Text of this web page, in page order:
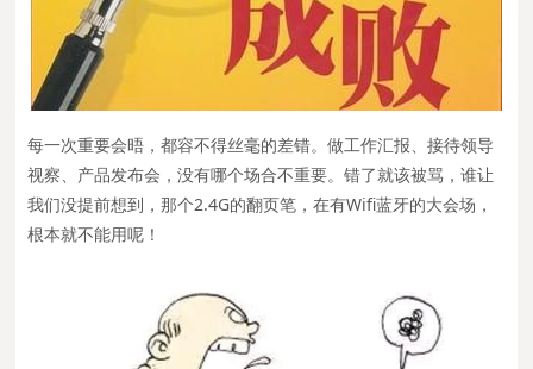
每一次重要会晤，都容不得丝毫的差错。做工作汇报、接待领导
视察、产品发布会，没有哪个场合不重要。错了就该被骂，谁让
我们没提前想到，那个2.4G的翻页笔，在有Wifi蓝牙的大会场，
根本就不能用呢！